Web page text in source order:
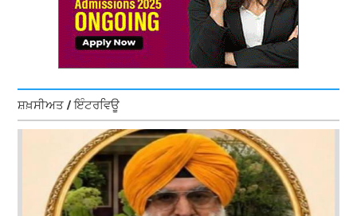
ਸ਼ਖ਼ਸੀਅਤ / ਇੰਟਰਵਿਊ